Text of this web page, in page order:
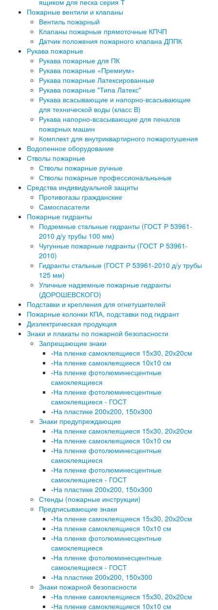
ящиком для песка серия Т
Пожарные вентили и клапаны
Вентиль пожарный
Клапаны пожарные прямоточные КПЧП
Датчик положения пожарного клапана ДППК
Рукава пожарные
Рукава пожарные для ПК
Рукава пожарные «Премиум»
Рукава пожарные Латексированные
Рукава пожарные "Типа Латекс"
Рукава всасывающие и напорно-всасывающие
для технической воды (класс В)
Рукава напорно-всасывающие для пеналов
пожарных машин
Комплект для внутриквартирного пожаротушения
Водопенное оборудование
Стволы пожарные
Стволы пожарные ручные
Стволы пожарные профессиональныные
Средства индивидуальной защиты
Противогазы гражданские
Самоспасатели
Пожарные гидранты
Подземные стальные гидранты (ГОСТ Р 53961-
2010 д/у трубы 100 мм)
Чугунные пожарные гидранты (ГОСТ Р 53961-
2010)
Гидранты стальные (ГОСТ Р 53961-2010 д/у трубы
125 мм)
Уличные надземные пожарные гидранты
(ДОРОШЕВСКОГО)
Подставки и крепления для огнетушителей
Пожарные колонки КПА, подставки под гидрант
Диэлектрическая продукция
Знаки и плакаты по пожарной безопасности
Запрещающие знаки
-На пленке самоклеящиеся 15х30, 20х20см
-На пленке самоклеящиеся 10х10 см
-На пленке фотолюминесцентные
самоклеящиеся
-На пленке фотолюминесцентные
самоклеящиеся - ГОСТ
-На пластике 200х200, 150х300
Знаки предупреждающие
-На пленке самоклеящиеся 15х30, 20х20см
-На пленке самоклеящиеся 10х10 см
-На пленке фотолюминесцентные
самоклеящиеся
-На пленке фотолюминесцентные
самоклеящиеся - ГОСТ
-На пластике 200х200, 150х300
Стенды (пожарные инструкции)
Предписывающие знаки
-На пленке самоклеящиеся 15х30, 20х20см
-На пленке самоклеящиеся 10х10 см
-На пленке фотолюминесцентные
самоклеящиеся
-На пленке фотолюминесцентные
самоклеящиеся - ГОСТ
-На пластике 200х200, 150х300
Знаки пожарной безопасности
-На пленке самоклеящиеся 15х30, 20х20см
-На пленке самоклеящиеся 10х10 см